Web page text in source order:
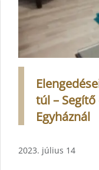
túl –
Egyháznál
2023. július 14